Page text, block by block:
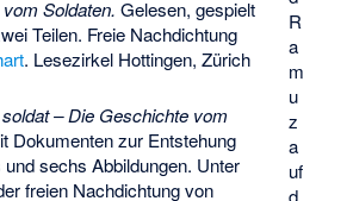
R
a
m
u
z
a
uf
Soldaten. Gelesen, gespielt
Teilen. Freie Nachdichtung
. Lesezirkel Hottingen, Zürich
soldat – Die Geschichte vom
Dokumenten zur Entstehung
sechs Abbildungen. Unter
freien Nachdichtung von